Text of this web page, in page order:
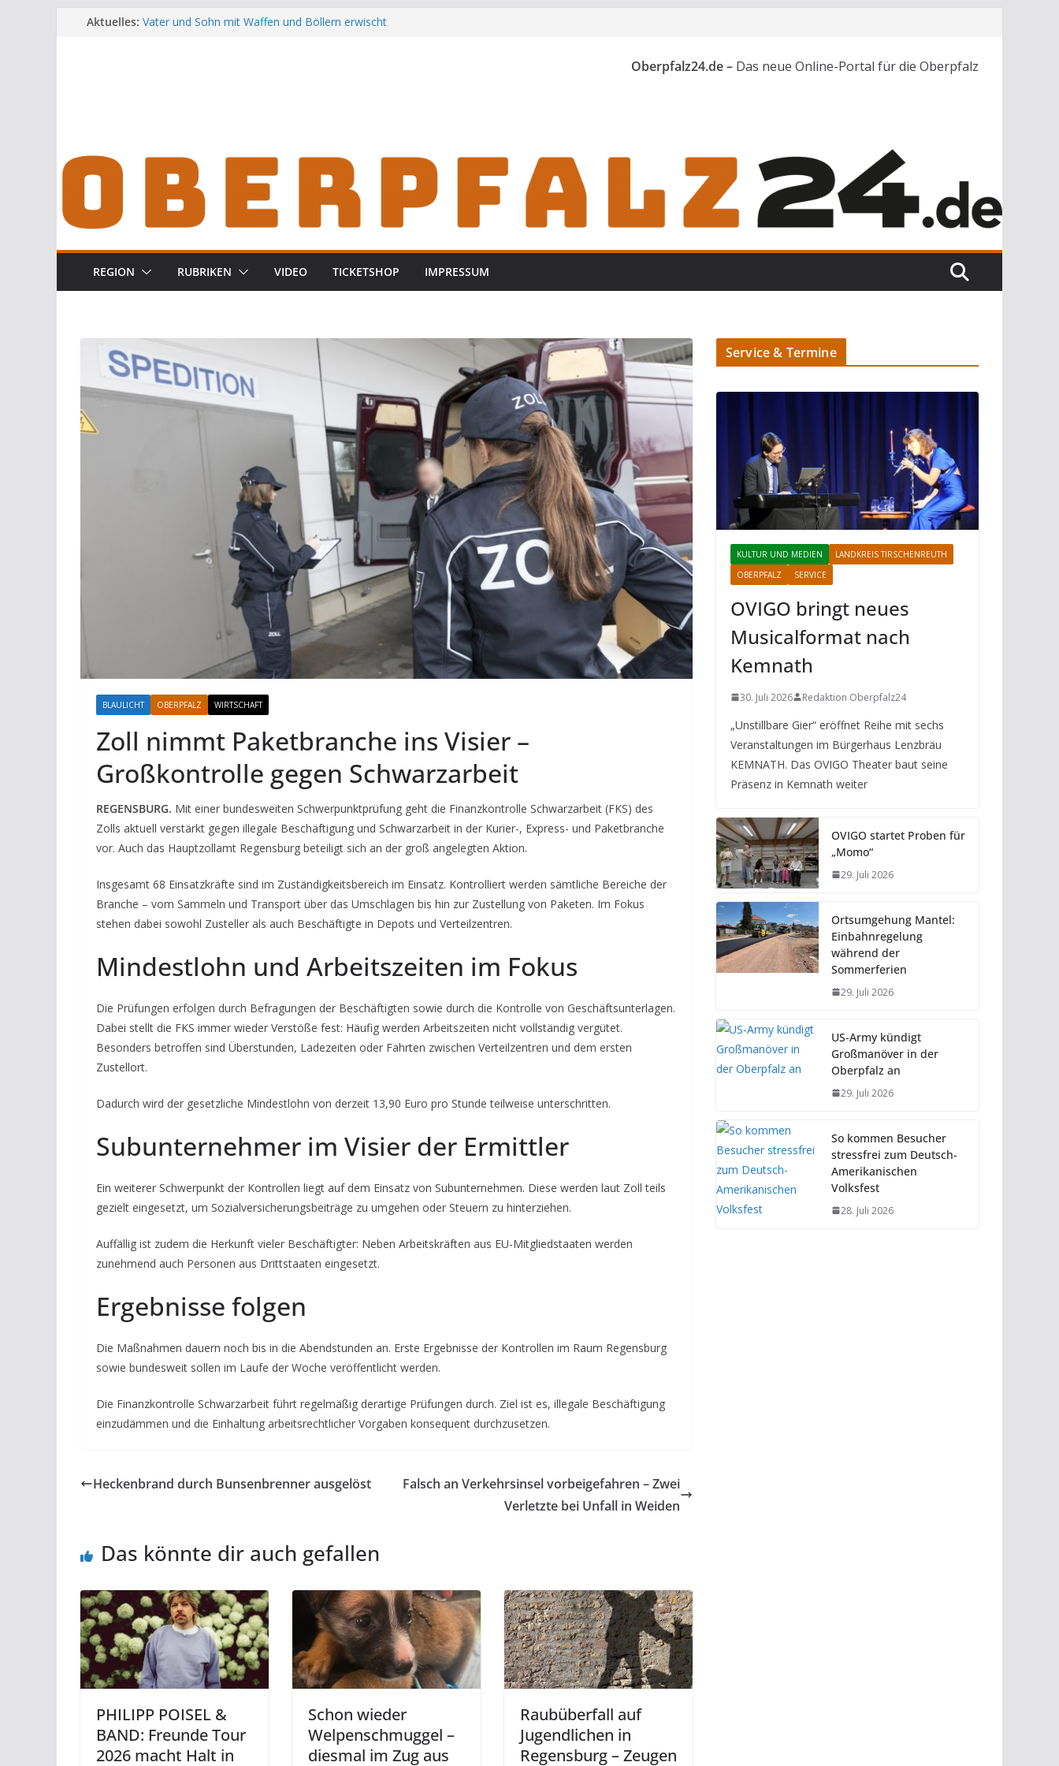
Aktuelles: Vater und Sohn mit Waffen und Böllern erwischt
Oberpfalz24.de – Das neue Online-Portal für die Oberpfalz
REGION RUBRIKEN VIDEO TICKETSHOP IMPRESSUM
BLAULICHT OBERPFALZ WIRTSCHAFT
Zoll nimmt Paketbranche ins Visier –
Großkontrolle gegen Schwarzarbeit
REGENSBURG. Mit einer bundesweiten Schwerpunktprüfung geht die Finanzkontrolle Schwarzarbeit (FKS) des
Zolls aktuell verstärkt gegen illegale Beschäftigung und Schwarzarbeit in der Kurier-, Express- und Paketbranche
vor. Auch das Hauptzollamt Regensburg beteiligt sich an der groß angelegten Aktion.
Insgesamt 68 Einsatzkräfte sind im Zuständigkeitsbereich im Einsatz. Kontrolliert werden sämtliche Bereiche der
Branche – vom Sammeln und Transport über das Umschlagen bis hin zur Zustellung von Paketen. Im Fokus
stehen dabei sowohl Zusteller als auch Beschäftigte in Depots und Verteilzentren.
Mindestlohn und Arbeitszeiten im Fokus
Die Prüfungen erfolgen durch Befragungen der Beschäftigten sowie durch die Kontrolle von Geschäftsunterlagen.
Dabei stellt die FKS immer wieder Verstöße fest: Häufig werden Arbeitszeiten nicht vollständig vergütet.
Besonders betroffen sind Überstunden, Ladezeiten oder Fahrten zwischen Verteilzentren und dem ersten
Zustellort.
Dadurch wird der gesetzliche Mindestlohn von derzeit 13,90 Euro pro Stunde teilweise unterschritten.
Subunternehmer im Visier der Ermittler
Ein weiterer Schwerpunkt der Kontrollen liegt auf dem Einsatz von Subunternehmen. Diese werden laut Zoll teils
gezielt eingesetzt, um Sozialversicherungsbeiträge zu umgehen oder Steuern zu hinterziehen.
Auffällig ist zudem die Herkunft vieler Beschäftigter: Neben Arbeitskräften aus EU-Mitgliedstaaten werden
zunehmend auch Personen aus Drittstaaten eingesetzt.
Ergebnisse folgen
Die Maßnahmen dauern noch bis in die Abendstunden an. Erste Ergebnisse der Kontrollen im Raum Regensburg
sowie bundesweit sollen im Laufe der Woche veröffentlicht werden.
Die Finanzkontrolle Schwarzarbeit führt regelmäßig derartige Prüfungen durch. Ziel ist es, illegale Beschäftigung
einzudämmen und die Einhaltung arbeitsrechtlicher Vorgaben konsequent durchzusetzen.
Heckenbrand durch Bunsenbrenner ausgelöst
Falsch an Verkehrsinsel vorbeigefahren – Zwei
Verletzte bei Unfall in Weiden
Das könnte dir auch gefallen
PHILIPP POISEL &
BAND: Freunde Tour
2026 macht Halt in
Schon wieder
Welpenschmuggel –
diesmal im Zug aus
Raubüberfall auf
Jugendlichen in
Regensburg – Zeugen
Service & Termine
KULTUR UND MEDIEN
LANDKREIS TIRSCHENREUTH
OBERPFALZ
SERVICE
OVIGO bringt neues
Musicalformat nach
Kemnath
30. Juli 2026 Redaktion Oberpfalz24
„Unstillbare Gier“ eröffnet Reihe mit sechs
Veranstaltungen im Bürgerhaus Lenzbräu
KEMNATH. Das OVIGO Theater baut seine
Präsenz in Kemnath weiter
OVIGO startet Proben für
„Momo“
29. Juli 2026
Ortsumgehung Mantel:
Einbahnregelung
während der
Sommerferien
29. Juli 2026
US-Army kündigt
Großmanöver in der
Oberpfalz an
29. Juli 2026
So kommen Besucher
stressfrei zum Deutsch-
Amerikanischen
Volksfest
28. Juli 2026